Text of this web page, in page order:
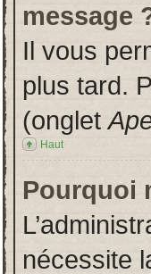
message
Il vous
plus tard.
(onglet
Haut
Pourquoi
nécessite